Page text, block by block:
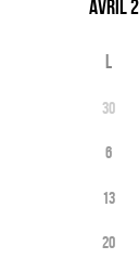
L
30
6
13
20